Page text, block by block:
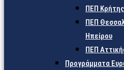
ΠΕΠ
ΠΕΠ
Ηπείρου
ΠΕΠ
Προγράμματα